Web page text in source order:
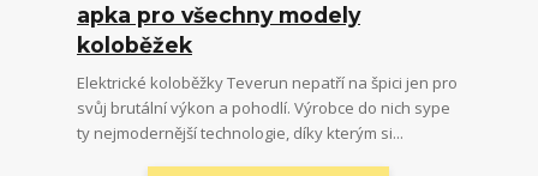
apka pro všechny modely
koloběžek
Elektrické koloběžky Teverun nepatří na špici jen pro
svůj brutální výkon a pohodlí. Výrobce do nich sype
ty nejmodernější technologie, díky kterým si...